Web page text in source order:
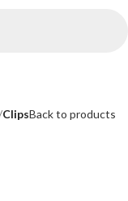
ClipsBack to products